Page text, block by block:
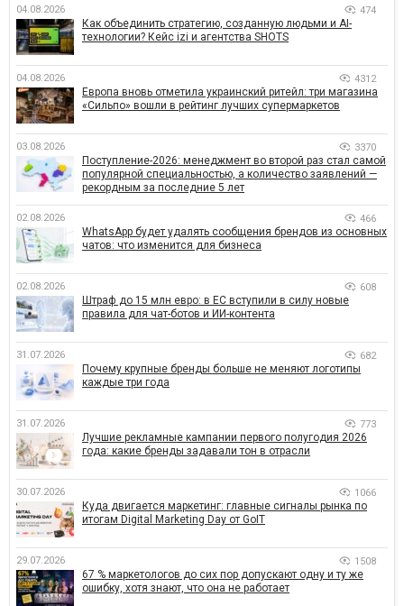
04.08.2026 474
Как объединить стратегию, созданную людьми и AI-
технологии? Кейс izi и агентства SHOTS
04.08.2026 4312
Европа вновь отметила украинский ритейл: три магазина
«Сильпо» вошли в рейтинг лучших супермаркетов
03.08.2026 3370
Поступление-2026: менеджмент во второй раз стал самой
популярной специальностью, а количество заявлений —
рекордным за последние 5 лет
02.08.2026 466
WhatsApp будет удалять сообщения брендов из основных
чатов: что изменится для бизнеса
02.08.2026 608
Штраф до 15 млн евро: в ЕС вступили в силу новые
правила для чат-ботов и ИИ-контента
31.07.2026 682
Почему крупные бренды больше не меняют логотипы
каждые три года
31.07.2026 773
Лучшие рекламные кампании первого полугодия 2026
года: какие бренды задавали тон в отрасли
30.07.2026 1066
Куда двигается маркетинг: главные сигналы рынка по
итогам Digital Marketing Day от GoIT
29.07.2026 1508
67 % маркетологов до сих пор допускают одну и ту же
ошибку, хотя знают, что она не работает